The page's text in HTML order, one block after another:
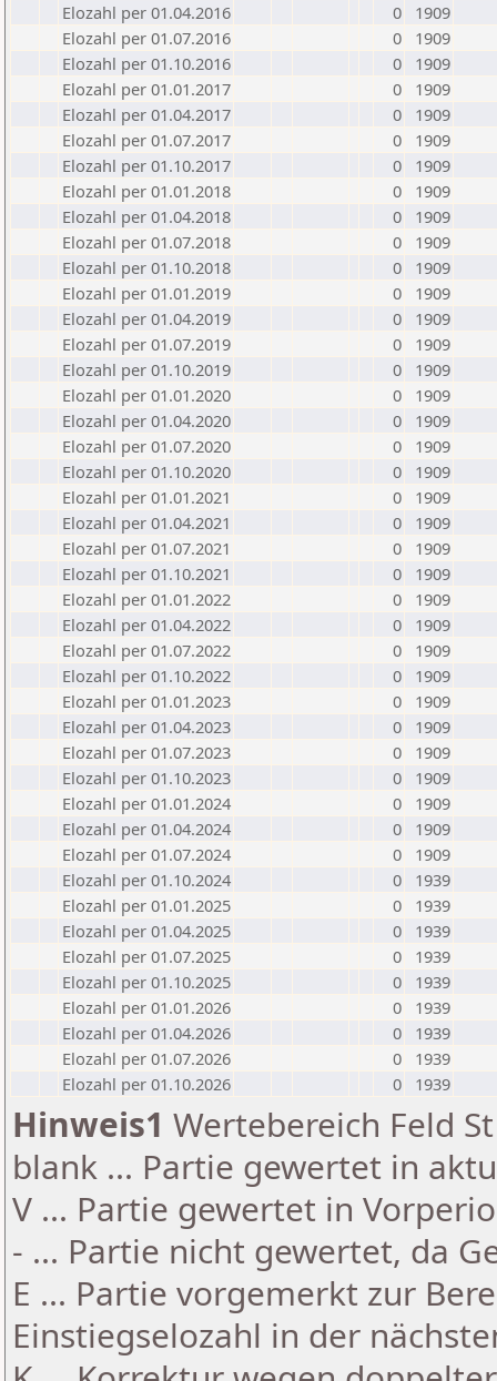
Elozahl per 01.04.2016
0
1909
Elozahl per 01.07.2016
0
1909
Elozahl per 01.10.2016
0
1909
Elozahl per 01.01.2017
0
1909
Elozahl per 01.04.2017
0
1909
Elozahl per 01.07.2017
0
1909
Elozahl per 01.10.2017
0
1909
Elozahl per 01.01.2018
0
1909
Elozahl per 01.04.2018
0
1909
Elozahl per 01.07.2018
0
1909
Elozahl per 01.10.2018
0
1909
Elozahl per 01.01.2019
0
1909
Elozahl per 01.04.2019
0
1909
Elozahl per 01.07.2019
0
1909
Elozahl per 01.10.2019
0
1909
Elozahl per 01.01.2020
0
1909
Elozahl per 01.04.2020
0
1909
Elozahl per 01.07.2020
0
1909
Elozahl per 01.10.2020
0
1909
Elozahl per 01.01.2021
0
1909
Elozahl per 01.04.2021
0
1909
Elozahl per 01.07.2021
0
1909
Elozahl per 01.10.2021
0
1909
Elozahl per 01.01.2022
0
1909
Elozahl per 01.04.2022
0
1909
Elozahl per 01.07.2022
0
1909
Elozahl per 01.10.2022
0
1909
Elozahl per 01.01.2023
0
1909
Elozahl per 01.04.2023
0
1909
Elozahl per 01.07.2023
0
1909
Elozahl per 01.10.2023
0
1909
Elozahl per 01.01.2024
0
1909
Elozahl per 01.04.2024
0
1909
Elozahl per 01.07.2024
0
1909
Elozahl per 01.10.2024
0
1939
Elozahl per 01.01.2025
0
1939
Elozahl per 01.04.2025
0
1939
Elozahl per 01.07.2025
0
1939
Elozahl per 01.10.2025
0
1939
Elozahl per 01.01.2026
0
1939
Elozahl per 01.04.2026
0
1939
Elozahl per 01.07.2026
0
1939
Elozahl per 01.10.2026
0 1939
Hinweis1 Wertebereich Feld
blank ... Partie gewertet in
V ... Partie gewertet in
- ... Partie nicht gewertet, da
E ... Partie vorgemerkt zur
Einstiegselozahl in der